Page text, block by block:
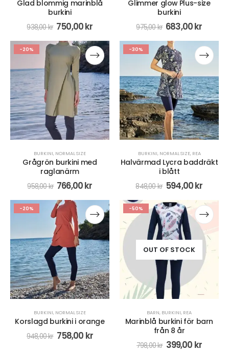
Glad blommig marinblå
burkini
938,00kr 750,00kr
Glimmer glow Plus-size
burkini
975,00kr 683,00kr
-20%
BURKINI, NORMAL SIZE
Grågrön burkini med
raglanärm
958,00kr 766,00kr
-30%
BURKINI, NORMAL SIZE, REA
Halvärmad Lycra baddräkt
i blått
848,00kr 594,00kr
-20%
BURKINI, NORMAL SIZE
Korslagd burkini i orange
948,00kr 758,00 kr
-50%
OUT OF STOCK
BARN, BURKINI, REA
Marinblå burkini för barn
från 8 år
798,00kr 399,00 kr